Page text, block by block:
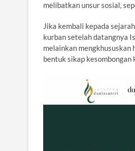
melibatkan unsur sosial,
Jika kembali kepada
kurban setelah datangnya
melainkan mengkhususkan
bentuk sikap